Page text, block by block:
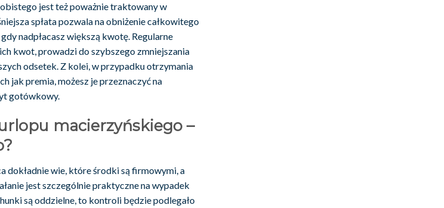
jest też poważnie traktowany w
spłata pozwala na obniżenie całkowitego
nadpłacasz większą kwotę. Regularne
kwot, prowadzi do szybszego zmniejszania
odsetek. Z kolei, w przypadku otrzymania
jak premia, możesz je przeznaczyć na
gotówkowy.
macierzyńskiego –
dokładnie wie, które środki są firmowymi, a
jest szczególnie praktyczne na wypadek
są oddzielne, to kontroli będzie podlegało